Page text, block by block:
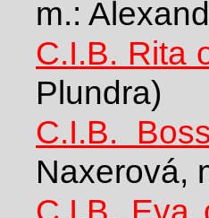
m.:
C.I.B. Rita
Plundra)
C.I.B.
Naxerová,